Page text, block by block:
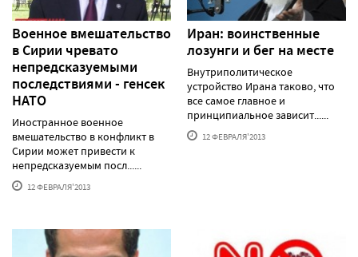
Военное вмешательство
в Сирии чревато
непредсказуемыми
последствиями - генсек
НАТО
Иностранное военное
вмешательство в конфликт в
Сирии может привести к
непредсказуемым посл......
12 ФЕВРАЛЯ'2013
Иран: воинственные
лозунги и бег на месте
Внутриполитическое
устройство Ирана таково, что
все самое главное и
принципиальное зависит......
12 ФЕВРАЛЯ'2013